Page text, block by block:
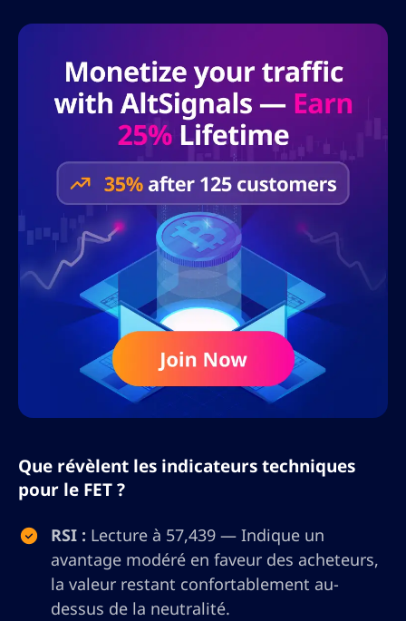
Que révèlent les indicateurs techniques
pour le FET ?
RSI : Lecture à 57,439 — Indique un
avantage modéré en faveur des acheteurs,
la valeur restant confortablement au-
dessus de la neutralité.